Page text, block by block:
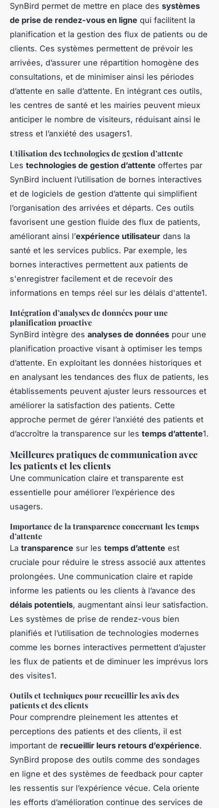
SynBird permet de mettre en place des systèmes
de prise de rendez-vous en ligne qui facilitent la
planification et la gestion des flux de patients ou de
clients. Ces systèmes permettent de prévoir les
arrivées, d’assurer une répartition homogène des
consultations, et de minimiser ainsi les périodes
d’attente en salle d’attente. En intégrant ces outils,
les centres de santé et les mairies peuvent mieux
anticiper le nombre de visiteurs, réduisant ainsi le
stress et l’anxiété des usagers1.
Utilisation des technologies de gestion d’attente
Les technologies de gestion d’attente offertes par
SynBird incluent l’utilisation de bornes interactives
et de logiciels de gestion d’attente qui simplifient
l’organisation des arrivées et départs. Ces outils
favorisent une gestion fluide des flux de patients,
améliorant ainsi l’expérience utilisateur dans la
santé et les services publics. Par exemple, les
bornes interactives permettent aux patients de
s'enregistrer facilement et de recevoir des
informations en temps réel sur les délais d'attente1.
Intégration d’analyses de données pour une
planification proactive
SynBird intègre des analyses de données pour une
planification proactive visant à optimiser les temps
d’attente. En exploitant les données historiques et
en analysant les tendances des flux de patients, les
établissements peuvent ajuster leurs ressources et
améliorer la satisfaction des patients. Cette
approche permet de gérer l’anxiété des patients et
d’accroître la transparence sur les temps d’attente1.
Meilleures pratiques de communication avec
les patients et les clients
Une communication claire et transparente est
essentielle pour améliorer l’expérience des
usagers.
Importance de la transparence concernant les temps
d’attente
La transparence sur les temps d’attente est
cruciale pour réduire le stress associé aux attentes
prolongées. Une communication claire et rapide
informe les patients ou les clients à l’avance des
délais potentiels, augmentant ainsi leur satisfaction.
Les systèmes de prise de rendez-vous bien
planifiés et l’utilisation de technologies modernes
comme les bornes interactives permettent d’ajuster
les flux de patients et de diminuer les imprévus lors
des visites1.
Outils et techniques pour recueillir les avis des
patients et des clients
Pour comprendre pleinement les attentes et
perceptions des patients et des clients, il est
important de recueillir leurs retours d’expérience.
SynBird propose des outils comme des sondages
en ligne et des systèmes de feedback pour capter
les ressentis sur l’expérience vécue. Cela oriente
les efforts d’amélioration continue des services de